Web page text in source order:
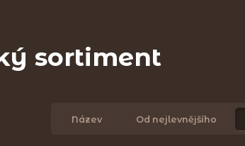
sortiment
Název Od nejlevnějšího